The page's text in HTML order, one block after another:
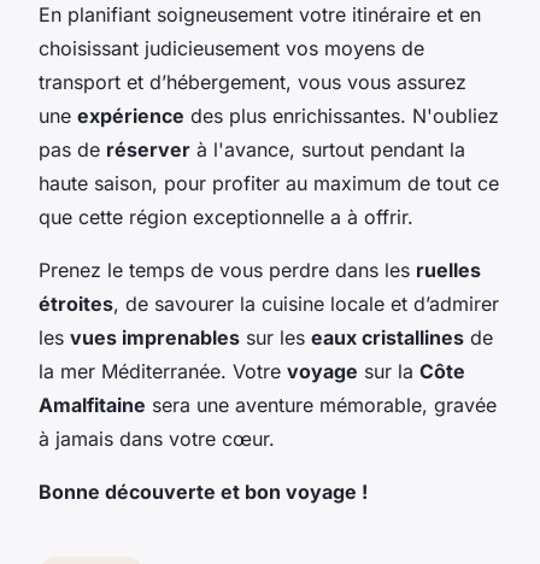
En planifiant soigneusement votre itinéraire et en
choisissant judicieusement vos moyens de
transport et d’hébergement, vous vous assurez
une expérience des plus enrichissantes. N'oubliez
pas de réserver à l'avance, surtout pendant la
haute saison, pour profiter au maximum de tout ce
que cette région exceptionnelle a à offrir.
Prenez le temps de vous perdre dans les ruelles
étroites, de savourer la cuisine locale et d’admirer
les vues imprenables sur les eaux cristallines de
la mer Méditerranée. Votre voyage sur la Côte
Amalfitaine sera une aventure mémorable, gravée
à jamais dans votre cœur.
Bonne découverte et bon voyage !